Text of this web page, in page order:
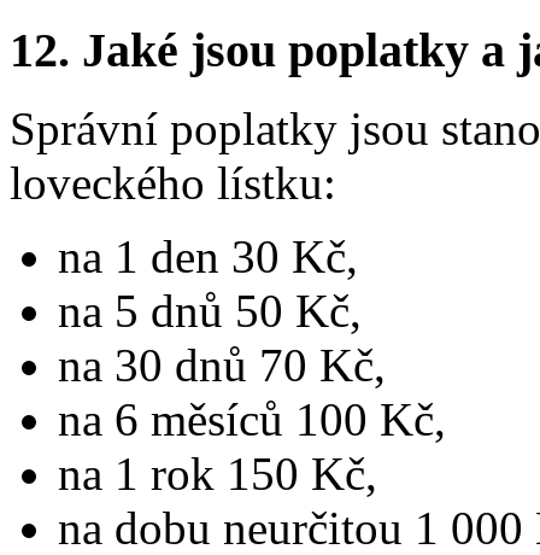
12. Jaké jsou poplatky a
Správní poplatky jsou
loveckého lístku:
na 1 den 30 Kč,
na 5 dnů 50 Kč,
na 30 dnů 70 Kč,
na 6 měsíců 100 Kč,
na 1 rok 150 Kč,
na dobu neurčitou 1 000